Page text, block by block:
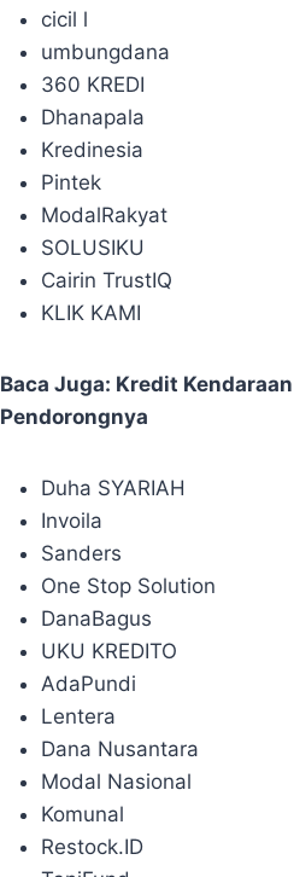
cicil l
umbungdana
360 KREDI
Dhanapala
Kredinesia
Pintek
ModalRakyat
SOLUSIKU
Cairin TrustIQ
KLIK KAMI
Baca Juga: Kredit
Pendorongnya
Duha SYARIAH
Invoila
Sanders
One Stop Solution
DanaBagus
UKU KREDITO
AdaPundi
Lentera
Dana Nusantara
Modal Nasional
Komunal
Restock.ID